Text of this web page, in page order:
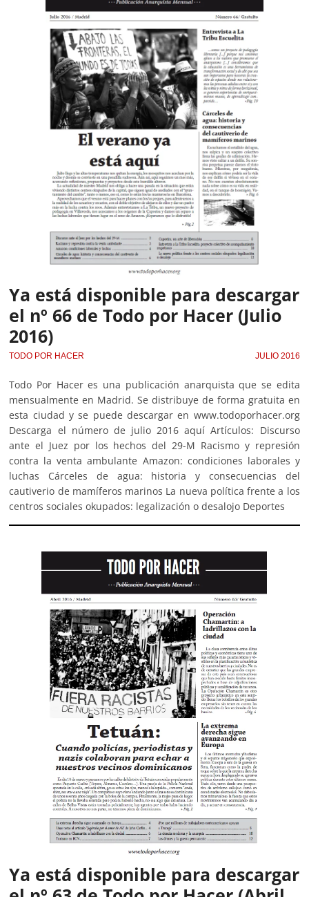
Ya está disponible para descargar
el nº 66 de Todo por Hacer (Julio
2016)
TODO POR HACER JULIO 2016
Todo Por Hacer es una publicación anarquista que se edita
mensualmente en Madrid. Se distribuye de forma gratuita en
esta ciudad y se puede descargar en www.todoporhacer.org
Descarga el número de julio 2016 aquí Artículos: Discurso
ante el Juez por los hechos del 29-M Racismo y represión
contra la venta ambulante Amazon: condiciones laborales y
luchas Cárceles de agua: historia y consecuencias del
cautiverio de mamíferos marinos La nueva política frente a los
centros sociales okupados: legalización o desalojo Deportes
Ya está disponible para descargar